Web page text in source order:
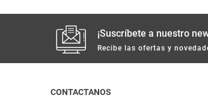
limpieza
¡Suscríbete a nuestro
Recibe las ofertas y
CONTACTANOS